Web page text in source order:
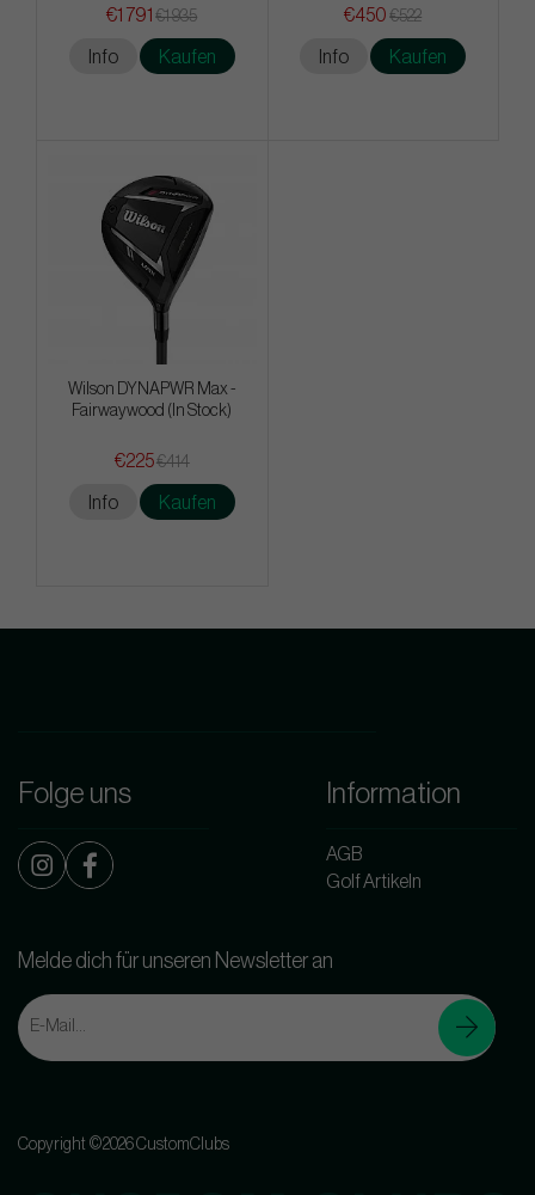
€1 791 €1 935
Info Kaufen
€450 €522
Info Kaufen
Wilson DYNAPWR Max -
Fairwaywood (In Stock)
€225€414
Info Kaufen
Folge uns Information
AGB
Golf Artikeln
Melde dich für unseren Newsletter an
Copyright ©2026 CustomClubs